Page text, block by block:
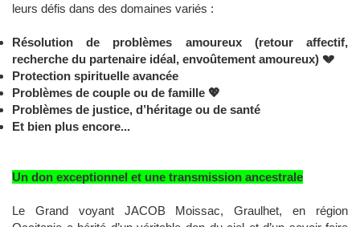
leurs défis dans des domaines variés :
Résolution de problèmes amoureux (retour affectif,
recherche du partenaire idéal, envoûtement amoureux) 💔
Protection spirituelle avancée
Problèmes de couple ou de famille 💖
Problèmes de justice, d’héritage ou de santé
Et bien plus encore...
Un don exceptionnel et une transmission ancestrale
Le Grand voyant JACOB Moissac, Graulhet, en région